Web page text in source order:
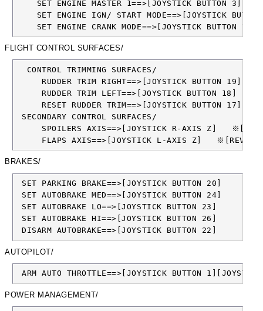
    SET ENGINE MASTER 1==>[JOYSTICK BUTTON 3]
SET ENGINE IGN/ START MODE==>[JOYSTICK
    SET ENGINE CRANK MODE==>[JOYSTICK BUTTON 7]
FLIGHT CONTROL SURFACES/
  CONTROL TRIMMING SURFACES/
     RUDDER TRIM RIGHT==>[JOYSTICK BUTTON 19]
     RUDDER TRIM LEFT==>[JOYSTICK BUTTON 18]
     RESET RUDDER TRIM==>[JOYSTICK BUTTON 17]
SECONDARY CONTROL SURFACES/
SPOILERS AXIS==>[JOYSTICK R-AXIS Z]
FLAPS AXIS==>[JOYSTICK L-AXIS Z]
BRAKES/
SET PARKING BRAKE==>[JOYSTICK BUTTON 20]
SET AUTOBRAKE MED==>[JOYSTICK BUTTON 24]
SET AUTOBRAKE LO==>[JOYSTICK BUTTON 23]
SET AUTOBRAKE HI==>[JOYSTICK BUTTON 26]
DISARM AUTOBRAKE==>[JOYSTICK BUTTON 22]
AUTOPILOT/
ARM AUTO THROTTLE==>[JOYSTICK BUTTON
POWER MANAGEMENT/